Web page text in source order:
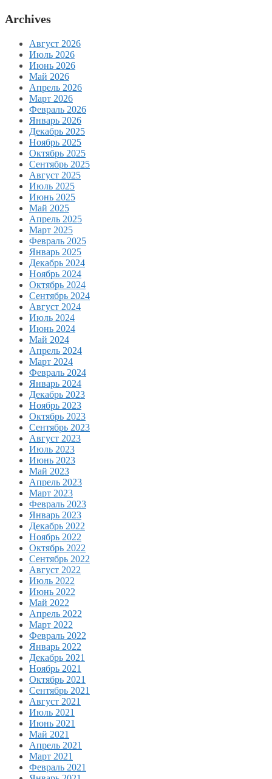
Archives
Август 2026
Июль 2026
Июнь 2026
Май 2026
Апрель 2026
Март 2026
Февраль 2026
Январь 2026
Декабрь 2025
Ноябрь 2025
Октябрь 2025
Сентябрь 2025
Август 2025
Июль 2025
Июнь 2025
Май 2025
Апрель 2025
Март 2025
Февраль 2025
Январь 2025
Декабрь 2024
Ноябрь 2024
Октябрь 2024
Сентябрь 2024
Август 2024
Июль 2024
Июнь 2024
Май 2024
Апрель 2024
Март 2024
Февраль 2024
Январь 2024
Декабрь 2023
Ноябрь 2023
Октябрь 2023
Сентябрь 2023
Август 2023
Июль 2023
Июнь 2023
Май 2023
Апрель 2023
Март 2023
Февраль 2023
Январь 2023
Декабрь 2022
Ноябрь 2022
Октябрь 2022
Сентябрь 2022
Август 2022
Июль 2022
Июнь 2022
Май 2022
Апрель 2022
Март 2022
Февраль 2022
Январь 2022
Декабрь 2021
Ноябрь 2021
Октябрь 2021
Сентябрь 2021
Август 2021
Июль 2021
Июнь 2021
Май 2021
Апрель 2021
Март 2021
Февраль 2021